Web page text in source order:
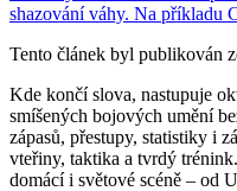
shazování váhy. Na příkladu
Tento článek byl publikován
Kde končí slova, nastupuje
smíšených bojových umění
zápasů, přestupy, statistiky i
vteřiny, taktika a tvrdý
domácí i světové scéně – od